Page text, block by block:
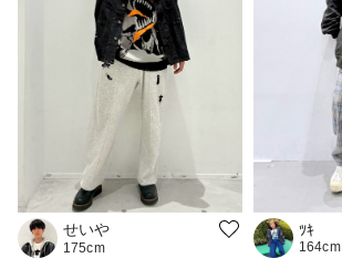
せいや
175cm
ﾂｷ
164cm